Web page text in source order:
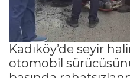
Kadıköy’de seyir
otomobil